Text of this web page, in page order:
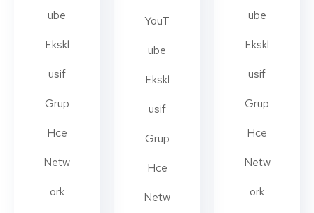
ube
Ekskl
usif
Grup
Hce
Netw
ork
YouT
ube
Ekskl
usif
Grup
Hce
Netw
ube
Ekskl
usif
Grup
Hce
Netw
ork